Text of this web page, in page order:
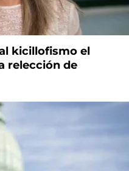
kicillofismo el
relección de